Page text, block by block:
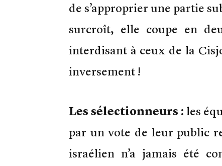
de s’approprier une partie
surcroît, elle coupe en
interdisant à ceux de la
inversement !
Les sélectionneurs : les
par un vote de leur public
israélien n’a jamais été